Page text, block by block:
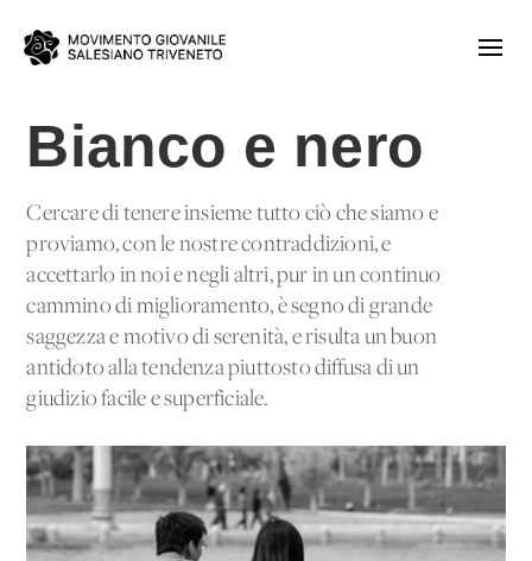
Bianco e nero
Cercare di tenere insieme tutto ciò che siamo e
proviamo, con le nostre contraddizioni, e
accettarlo in noi e negli altri, pur in un continuo
cammino di miglioramento, è segno di grande
saggezza e motivo di serenità, e risulta un buon
antidoto alla tendenza piuttosto diffusa di un
giudizio facile e superficiale.